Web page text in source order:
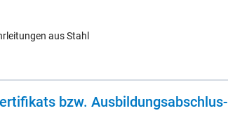
aus Stahl
bzw. Aus­bil­dungs­ab­schlus­